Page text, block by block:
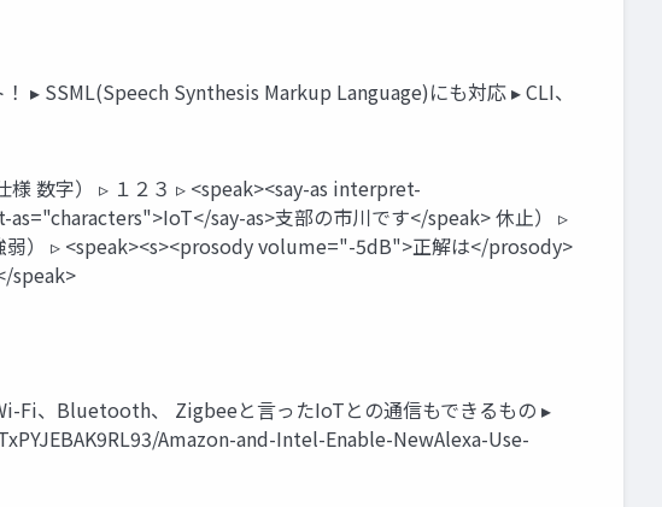
SSML(Speech Synthesis Markup Language)にも対応 ▸ CLI、
数字） ▹ １２３ ▹ <speak><say-as interpret-
say-as>支部の市川です</speak> 休止） ▹
） ▹ <speak><s><prosody volume="-5dB">正解は</prosody>
speak>
Fi、Bluetooth、 Zigbeeと言ったIoTとの通信もできるもの ▸
Amazon-and-Intel-Enable-NewAlexa-Use-